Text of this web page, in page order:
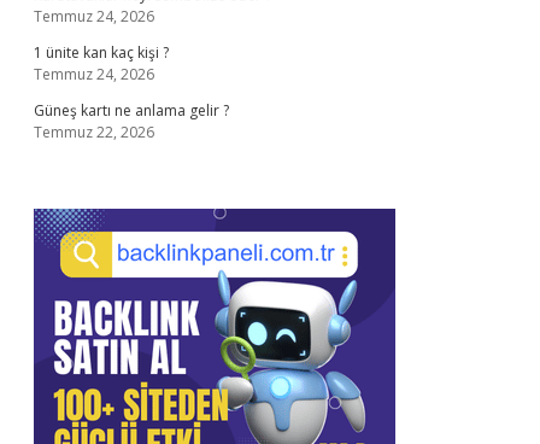
Temmuz 24, 2026
1 ünite kan kaç kişi ?
Temmuz 24, 2026
Güneş kartı ne anlama gelir ?
Temmuz 22, 2026